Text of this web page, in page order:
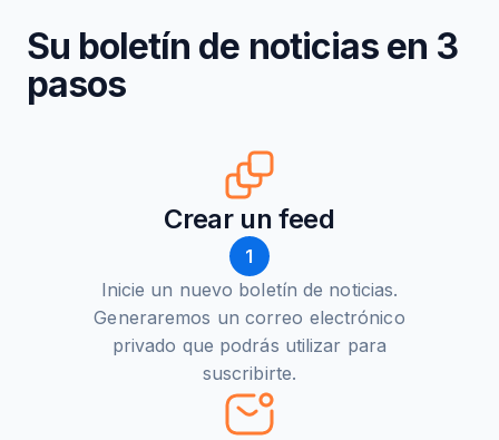
Su boletín de noticias en 3
pasos
Crear un feed
1
Inicie un nuevo boletín de noticias.
Generaremos un correo electrónico
privado que podrás utilizar para
suscribirte.